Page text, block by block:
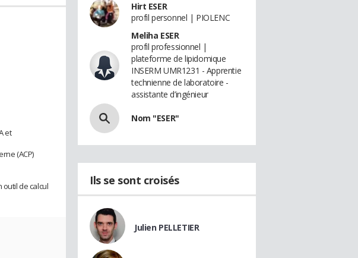
et
(ACP)
de calcul
Hirt ESER
profil personnel | PIOLENC
Meliha ESER
profil professionnel |
plateforme de lipidomique
INSERM UMR1231 - Apprentie
technienne de laboratoire -
assistante d’ingénieur
Nom "ESER"
Ils se sont croisés
Julien PELLETIER